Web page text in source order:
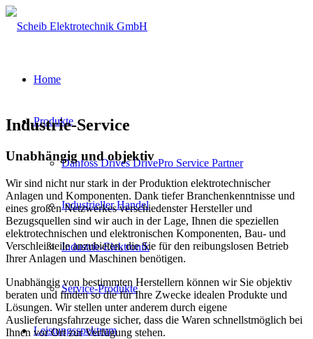
Home
Produkte
Danfoss Drives DrivePro Service Partner
Industrieller Handel
Industrie-Elektronik
Service-Produkte
Leistungsspektrum
Industrie-Service
Unabhängig und objektiv
Wir sind nicht nur stark in der Produktion elektrotechnischer
Anlagen und Komponenten. Dank tiefer Branchenkenntnisse und
eines großen Netzwerkes verschiedenster Hersteller und
Bezugsquellen sind wir auch in der Lage, Ihnen die speziellen
elektrotechnischen und elektronischen Komponenten, Bau- und
Verschleißteile anzubieten, die Sie für den reibungslosen Betrieb
Ihrer Anlagen und Maschinen benötigen.
Unabhängig von bestimmten Herstellern können wir Sie objektiv
beraten und finden so die für Ihre Zwecke idealen Produkte und
Lösungen. Wir stellen unter anderem durch eigene
Auslieferungsfahrzeuge sicher, dass die Waren schnellstmöglich bei
Ihnen vor Ort zur Verfügung stehen.